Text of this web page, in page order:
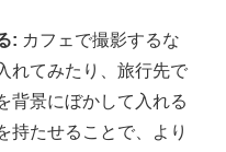
: カフェで撮影するな
れてみたり、旅行先で
背景にぼかして入れる
持たせることで、より